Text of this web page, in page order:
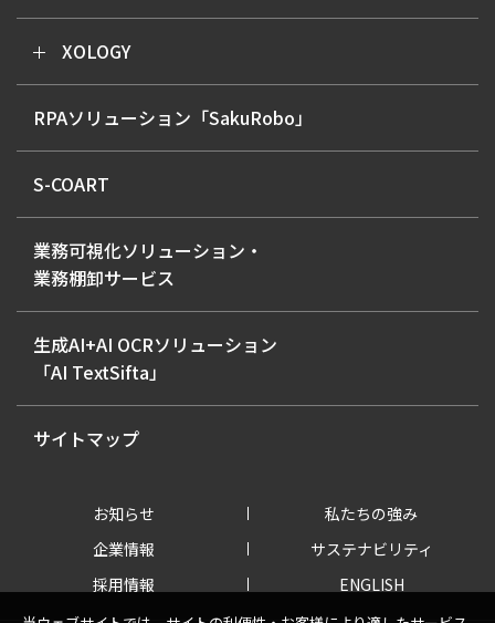
XOLOGY
RPAソリューション「SakuRobo」
S-COART
業務可視化ソリューション・
業務棚卸サービス
生成AI+AI OCRソリューション
「AI TextSifta」
サイトマップ
お知らせ
私たちの強み
企業情報
サステナビリティ
採用情報
ENGLISH